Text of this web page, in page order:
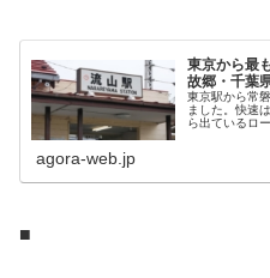
東京から最
故郷・千葉
東京駅から常
ました。快速
ら出ているロ
離れていない
agora-web.jp
■